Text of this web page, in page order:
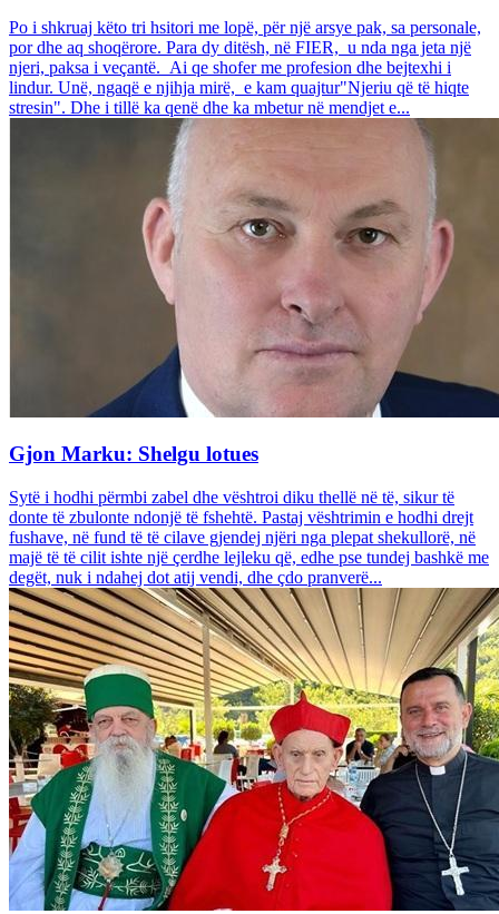
Po i shkruaj këto tri hsitori me lopë, për një arsye pak, sa personale,
por dhe aq shoqërore. Para dy ditësh, në FIER, u nda nga jeta një
njeri, paksa i veçantë. Ai qe shofer me profesion dhe bejtexhi i
lindur. Unë, ngaqë e njihja mirë, e kam quajtur"Njeriu që të hiqte
stresin". Dhe i tillë ka qenë dhe ka mbetur në mendjet e...
Gjon Marku: Shelgu lotues
Sytë i hodhi përmbi zabel dhe vështroi diku thellë në të, sikur të
donte të zbulonte ndonjë të fshehtë. Pastaj vështrimin e hodhi drejt
fushave, në fund të të cilave gjendej njëri nga plepat shekullorë, në
majë të të cilit ishte një çerdhe lejleku që, edhe pse tundej bashkë me
degët, nuk i ndahej dot atij vendi, dhe çdo pranverë...